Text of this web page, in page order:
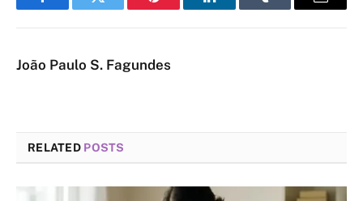
FacebookTwitter Pinterest LinkedInTumblr Email
João Paulo S. Fagundes
RELATED POSTS